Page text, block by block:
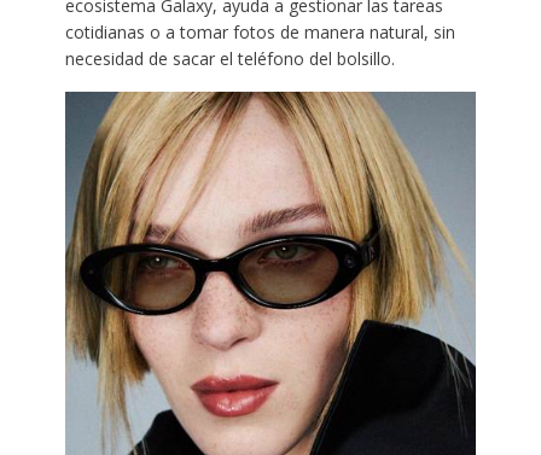
ecosistema Galaxy, ayuda a gestionar las tareas
cotidianas o a tomar fotos de manera natural, sin
necesidad de sacar el teléfono del bolsillo.